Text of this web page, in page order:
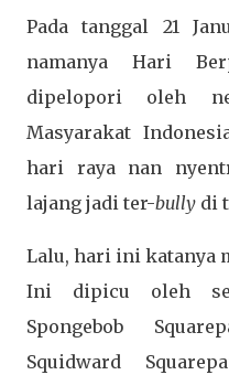
Pada tanggal 21
namanya Hari
dipelopori oleh
Masyarakat
hari raya nan
lajang jadi ter-bully di
Lalu, hari ini katanya
Ini dipicu oleh
Spongebob
Squidward